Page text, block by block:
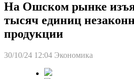
На Ошском рынке
тысяч единиц
продукции
30/10/24 12:04 Экономика